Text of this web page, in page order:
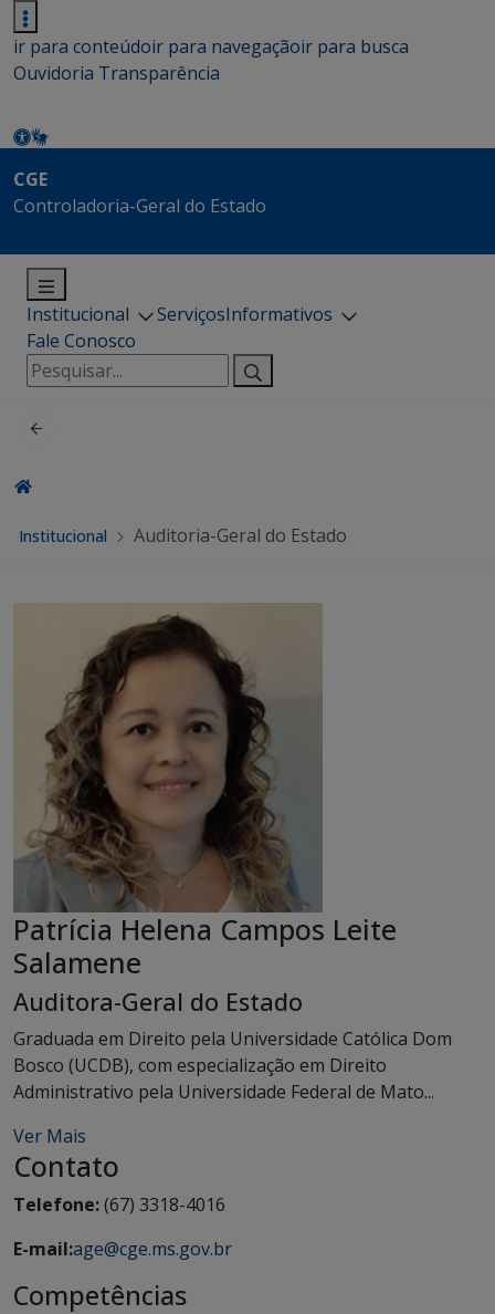
ir para conteúdoir para navegaçãoir para busca
Ouvidoria Transparência
CGE
Controladoria-Geral do Estado
Institucional ServiçosInformativos
Fale Conosco
Pesquisar
por:
Institucional Auditoria-Geral do Estado
Patrícia Helena Campos Leite
Salamene
Auditora-Geral do Estado
Graduada em Direito pela Universidade Católica Dom
Bosco (UCDB), com especialização em Direito
Administrativo pela Universidade Federal de Mato...
Ver Mais
Contato
Telefone:(67) 3318-4016
E-mail:age@cge.ms.gov.br
Competências